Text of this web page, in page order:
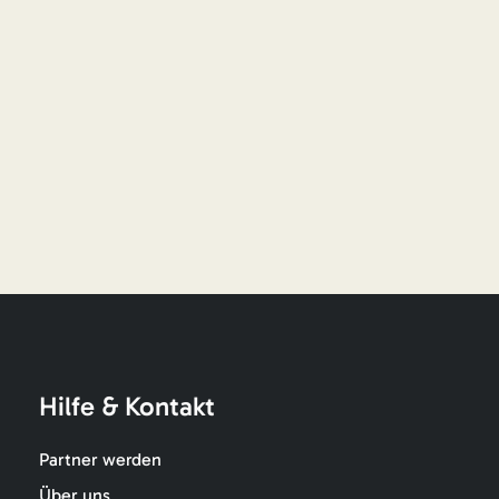
Hilfe & Kontakt
Partner werden